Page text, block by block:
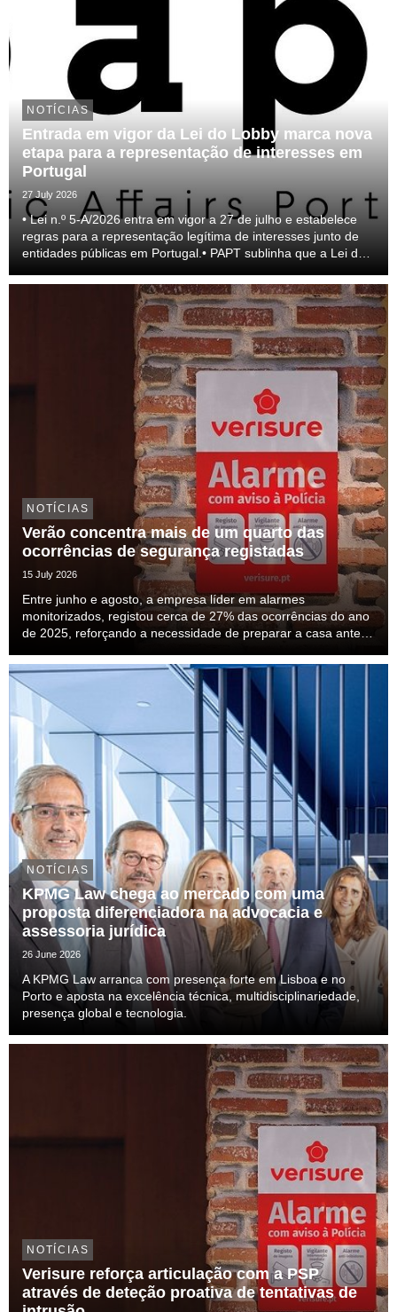
NOTÍCIAS
Entrada em vigor da Lei do Lobby marca nova
etapa para a representação de interesses em
Portugal
27 July 2026
• Lei n.º 5-A/2026 entra em vigor a 27 de julho e estabelece
regras para a representação legítima de interesses junto de
entidades públicas em Portugal.• PAPT sublinha que a Lei do
do setor e para a transparên...
NOTÍCIAS
Verão concentra mais de um quarto das
ocorrências de segurança registadas
15 July 2026
Entre junho e agosto, a empresa líder em alarmes
monitorizados, registou cerca de 27% das ocorrências do ano
de 2025, reforçando a necessidade de preparar a casa antes
NOTÍCIAS
KPMG Law chega ao mercado com uma
proposta diferenciadora na advocacia e
assessoria jurídica
26 June 2026
A KPMG Law arranca com presença forte em Lisboa e no
Porto e aposta na excelência técnica, multidisciplinariedade,
presença global e tecnologia.
NOTÍCIAS
Verisure reforça articulação com a PSP
através de deteção proativa de tentativas de